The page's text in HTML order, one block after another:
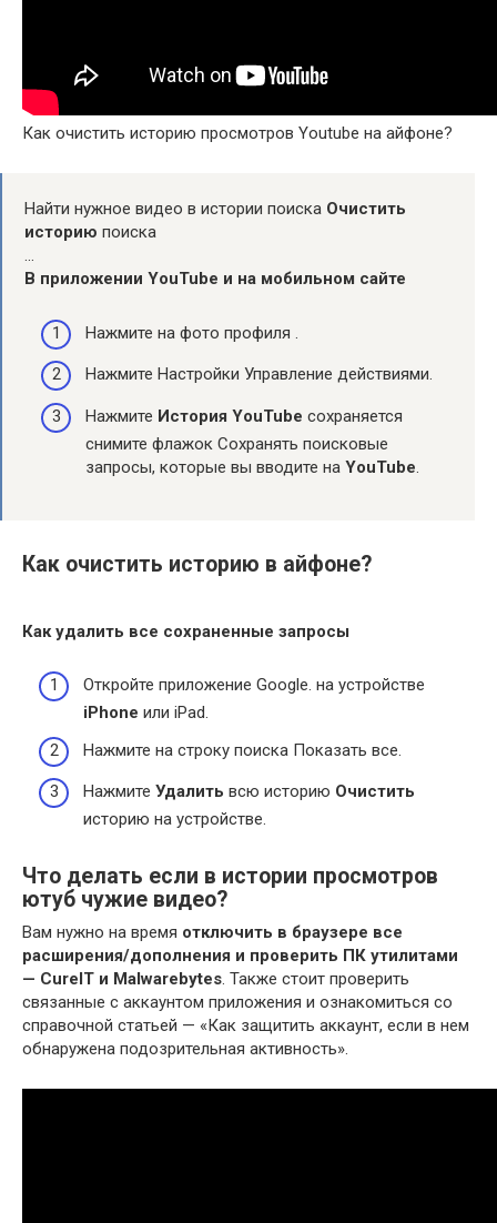
Как очистить историю просмотров Youtube на айфоне?
Найти нужное видео в истории поиска Очистить
историю поиска
…
В приложении YouTube и на мобильном сайте
Нажмите на фото профиля .
Нажмите Настройки Управление действиями.
Нажмите История YouTube сохраняется
снимите флажок Сохранять поисковые
запросы, которые вы вводите на YouTube.
Как очистить историю в айфоне?
Как удалить все сохраненные запросы
Откройте приложение Google. на устройстве
iPhone или iPad.
Нажмите на строку поиска Показать все.
Нажмите Удалить всю историю Очистить
историю на устройстве.
Что делать если в истории просмотров
ютуб чужие видео?
Вам нужно на время отключить в браузере все
расширения/дополнения и проверить ПК утилитами
— CureIT и Malwarebytes. Также стоит проверить
связанные с аккаунтом приложения и ознакомиться со
справочной статьей — «Как защитить аккаунт, если в нем
обнаружена подозрительная активность».